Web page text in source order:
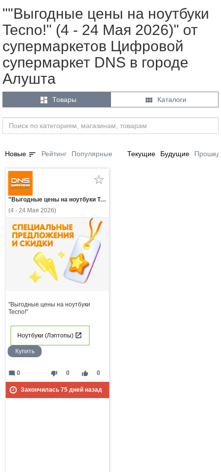
""Выгодные цены на ноутбуки
Tecno!" (4 - 24 Мая 2026)" от
супермаркетов Цифровой
супермаркет DNS в городе
Алушта
 Товары  Каталоги
Новые sort Рейтинг Популярные Текущие Будущие
"Выгодные цены на ноутбуки Tecno!"
(4 - 24 Мая 2026)
"Выгодные цены на ноутбуки
Tecno!"
Ноутбуки (Лэптопы)
Купить
thumb_down 0 thumb_up 0
mode_comment 0
Закончилась 75дней назад